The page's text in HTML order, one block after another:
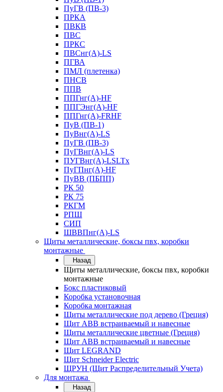
ПуГВ (ПВ-3)
ПРКА
ПВКВ
ПВС
ПРКС
ПВСнг(А)-LS
ПГВА
ПМЛ (плетенка)
ПНСВ
ППВ
ППГнг(А)-HF
ППГЭнг(А)-HF
ППГнг(А)-FRHF
ПуВ (ПВ-1)
ПуВнг(А)-LS
ПуГВ (ПВ-3)
ПуГВнг(А)-LS
ПУГВнг(А)-LSLTx
ПуГПнг(А)-HF
ПуВВ (ПБПП)
РК 50
РК 75
РКГМ
РПШ
СИП
ШВВПнг(А)-LS
Щиты металлические, боксы пвх, коробки
монтажные
Назад
Щиты металлические, боксы пвх, коробки
монтажные
Бокс пластиковый
Коробка установочная
Коробка монтажная
Щиты металлические под дерево (Греция)
Щит ABB встраиваемый и навесные
Щиты металлические цветные (Греция)
Щит ABB встраиваемый и навесные
Щит LEGRAND
Щит Schneider Electric
ЩРУН (Щит Распределительный Учета)
Для монтажа
Назад